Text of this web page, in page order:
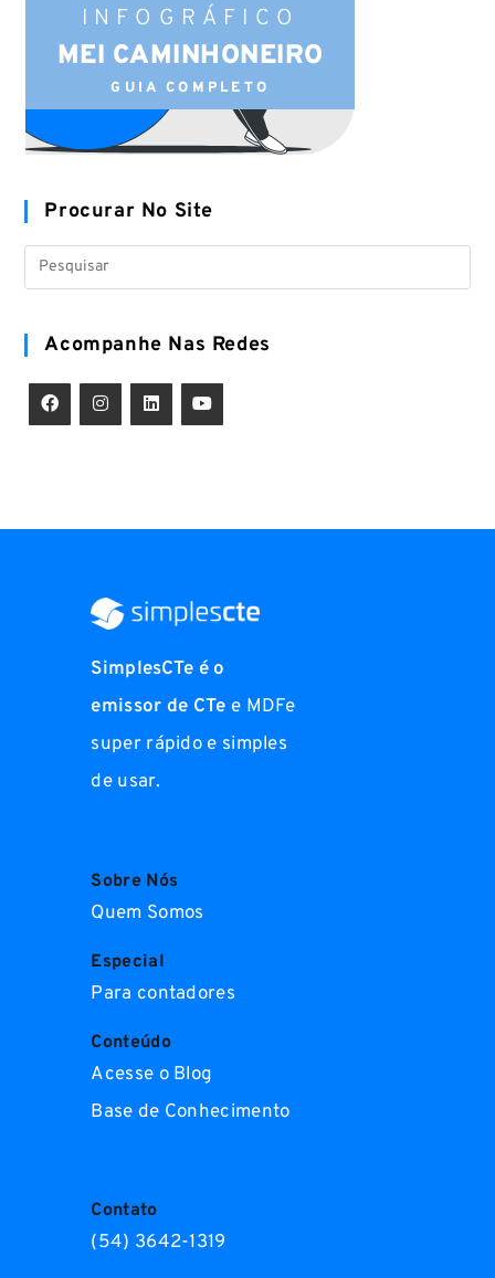
INFOGRÁFICO
MEI CAMINHONEIRO
GUIA COMPLETO
Procurar No Site
Acompanhe Nas Redes
SimplesCTe é o
emissor de CTe e MDFe
super rápido e simples
de usar.
Sobre Nós
Quem Somos
Especial
Para contadores
Conteúdo
Acesse o Blog
Base de Conhecimento
Contato
(54) 3642-1319